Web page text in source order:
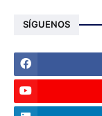
SÍGUENOS